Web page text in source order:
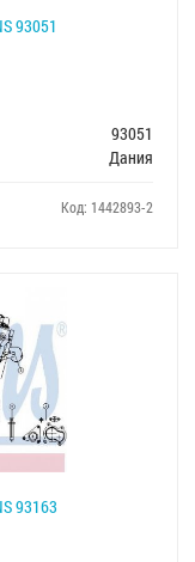
93051
93051
Дания
Код: 1442893-2
93163